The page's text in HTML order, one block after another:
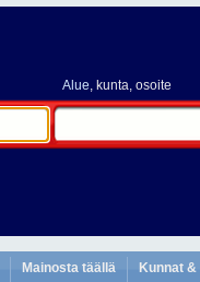
Alue, kunta, osoite
Mainosta täällä Kunnat